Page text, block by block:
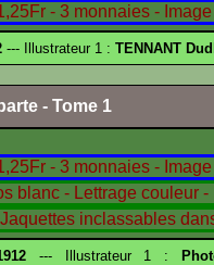
--- Illustrateur 1 : TENNANT
- Tome 1
--- Illustrateur 1 :